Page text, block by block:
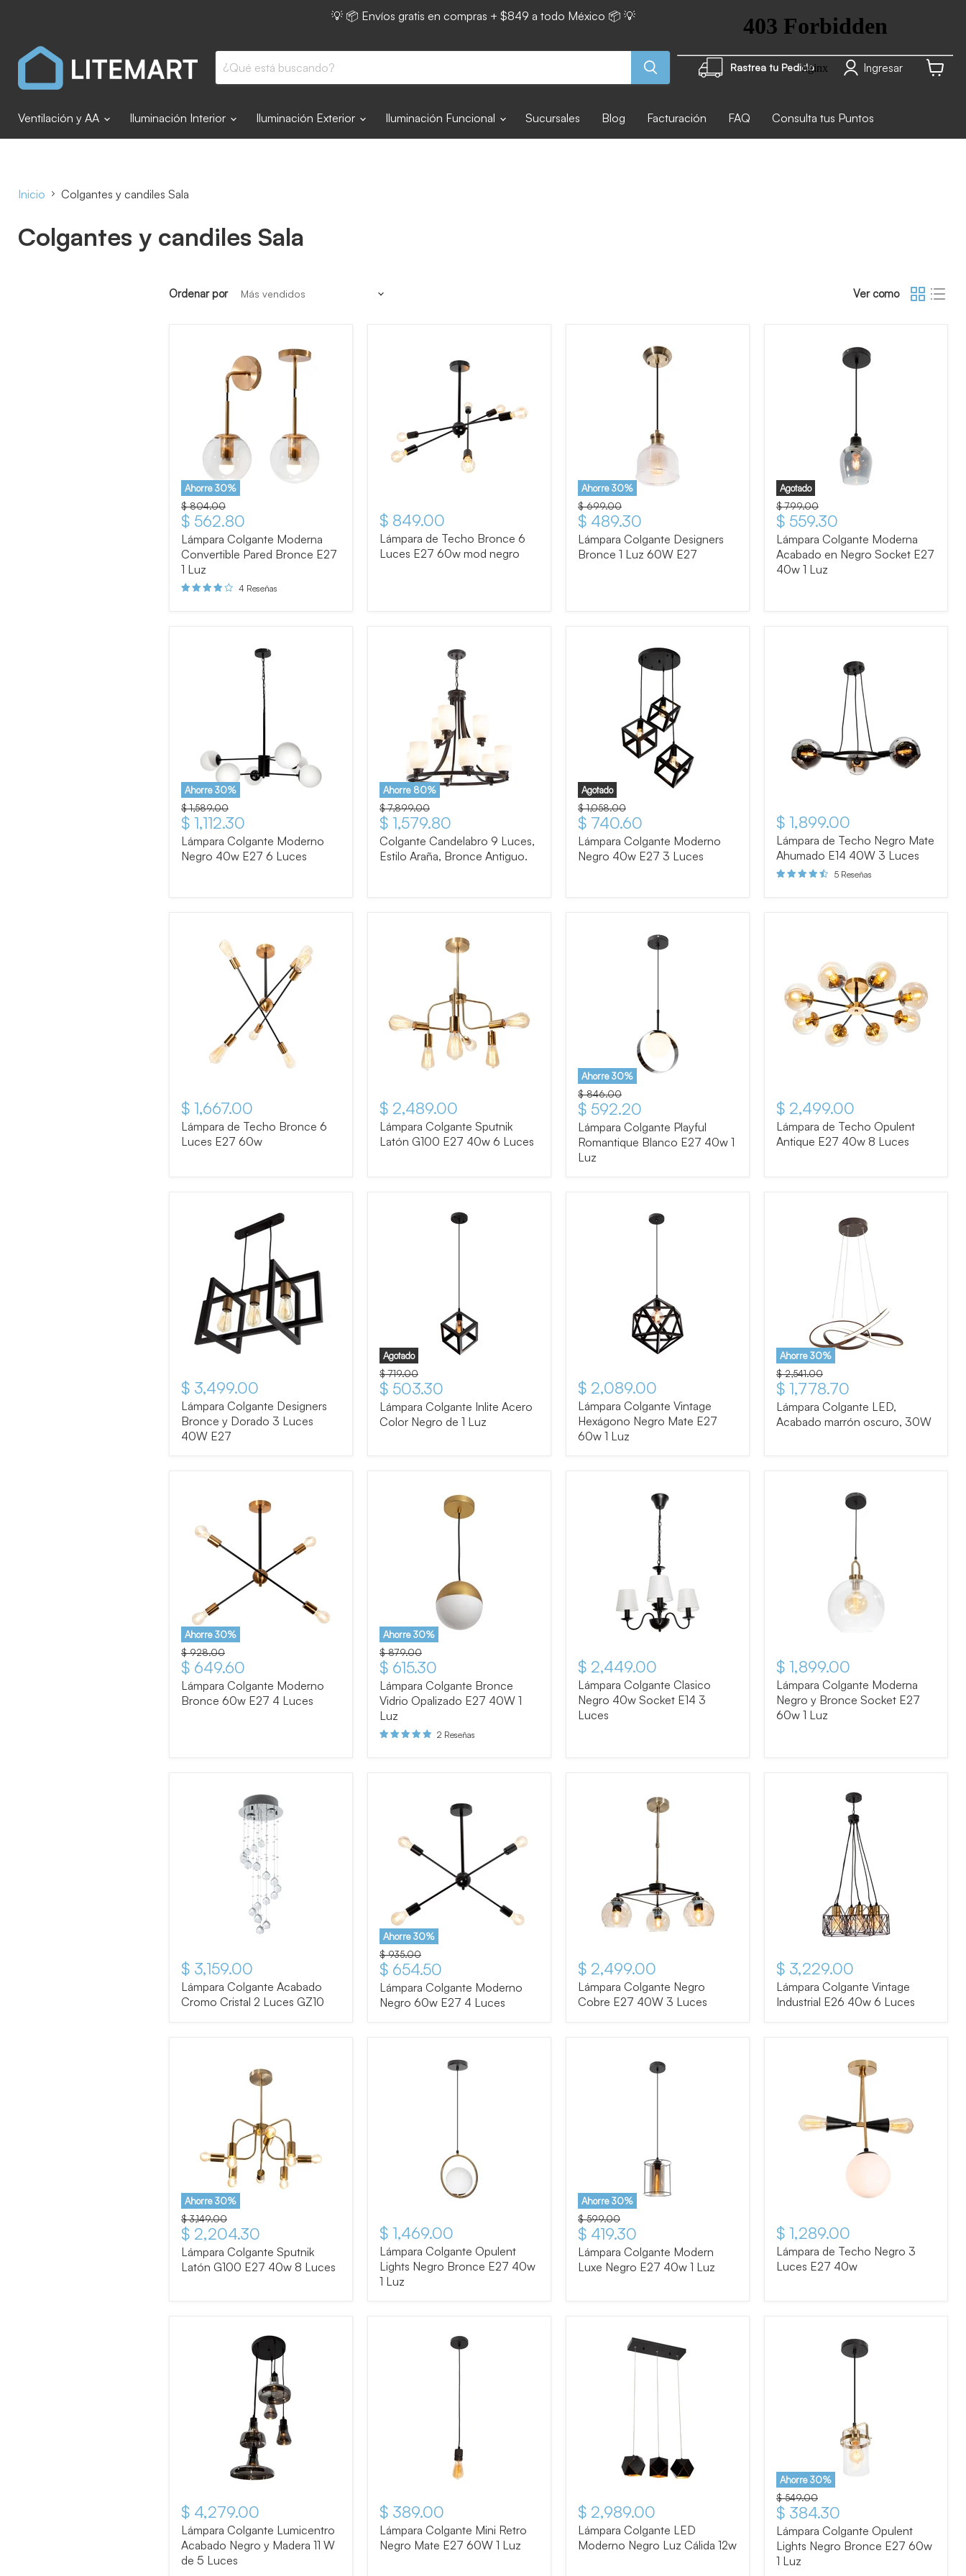
💡 📦 Envíos gratis en compras + $849 a todo México 📦 💡
Rastrea tu Pedido Ingresar
Ventilación y AA Iluminación Interior Iluminación Exterior Iluminación Funcional Sucursales Blog Facturación FAQ Consulta tus Puntos
Inicio Colgantes y candiles Sala
Colgantes y candiles Sala
Ordenar por Ver como
Ahorre30%
Precio original
$ 804.00
Precio actual
$ 562.80
Lámpara Colgante Moderna
Convertible Pared Bronce E27
1 Luz
4 Reseñas
$ 849.00
Lámpara de Techo Bronce 6
Luces E27 60w mod negro
Ahorre30%
Precio original
$ 699.00
Precio actual
$ 489.30
Lámpara Colgante Designers
Bronce 1 Luz 60W E27
Agotado
Precio original
$ 799.00
Precio actual
$ 559.30
Lámpara Colgante Moderna
Acabado en Negro Socket E27
40w 1 Luz
Ahorre30%
Precio original
$ 1,589.00
Precio actual
$ 1,112.30
Lámpara Colgante Moderno
Negro 40w E27 6 Luces
Ahorre 80%
Precio original
$ 7,899.00
Precio actual
$ 1,579.80
Colgante Candelabro 9 Luces,
Estilo Araña, Bronce Antiguo.
Agotado
Precio original
$ 1,058.00
Precio actual
$ 740.60
Lámpara Colgante Moderno
Negro 40w E27 3 Luces
$ 1,899.00
Lámpara de Techo Negro Mate
Ahumado E14 40W 3 Luces
5 Reseñas
$ 1,667.00
Lámpara de Techo Bronce 6
Luces E27 60w
$ 2,489.00
Lámpara Colgante Sputnik
Latón G100 E27 40w 6 Luces
Ahorre30%
Precio original
$ 846.00
Precio actual
$ 592.20
Lámpara Colgante Playful
Romantique Blanco E27 40w 1
Luz
$ 2,499.00
Lámpara de Techo Opulent
Antique E27 40w 8 Luces
$ 3,499.00
Lámpara Colgante Designers
Bronce y Dorado 3 Luces
40W E27
Agotado
Precio original
$ 719.00
Precio actual
$ 503.30
Lámpara Colgante Inlite Acero
Color Negro de 1 Luz
$ 2,089.00
Lámpara Colgante Vintage
Hexágono Negro Mate E27
60w 1 Luz
Ahorre30%
Precio original
$ 2,541.00
Precio actual
$ 1,778.70
Lámpara Colgante LED,
Acabado marrón oscuro, 30W
Ahorre30%
Precio original
$ 928.00
Precio actual
$ 649.60
Lámpara Colgante Moderno
Bronce 60w E27 4 Luces
Ahorre30%
Precio original
$ 879.00
Precio actual
$ 615.30
Lámpara Colgante Bronce
Vidrio Opalizado E27 40W 1
Luz
2 Reseñas
$ 2,449.00
Lámpara Colgante Clasico
Negro 40w Socket E14 3
Luces
$ 1,899.00
Lámpara Colgante Moderna
Negro y Bronce Socket E27
60w 1 Luz
$ 3,159.00
Lámpara Colgante Acabado
Cromo Cristal 2 Luces GZ10
Ahorre30%
Precio original
$ 935.00
Precio actual
$ 654.50
Lámpara Colgante Moderno
Negro 60w E27 4 Luces
$ 2,499.00
Lámpara Colgante Negro
Cobre E27 40W 3 Luces
$ 3,229.00
Lámpara Colgante Vintage
Industrial E26 40w 6 Luces
Ahorre30%
Precio original
$ 3,149.00
Precio actual
$ 2,204.30
Lámpara Colgante Sputnik
Latón G100 E27 40w 8 Luces
$ 1,469.00
Lámpara Colgante Opulent
Lights Negro Bronce E27 40w
1 Luz
Ahorre30%
Precio original
$ 599.00
Precio actual
$ 419.30
Lámpara Colgante Modern
Luxe Negro E27 40w 1 Luz
$ 1,289.00
Lámpara de Techo Negro 3
Luces E27 40w
$ 4,279.00
Lámpara Colgante Lumicentro
Acabado Negro y Madera 11 W
de 5 Luces
$ 389.00
Lámpara Colgante Mini Retro
Negro Mate E27 60W 1 Luz
$ 2,989.00
Lámpara Colgante LED
Moderno Negro Luz Cálida 12w
Ahorre30%
Precio original
$ 549.00
Precio actual
$ 384.30
Lámpara Colgante Opulent
Lights Negro Bronce E27 60w
1 Luz